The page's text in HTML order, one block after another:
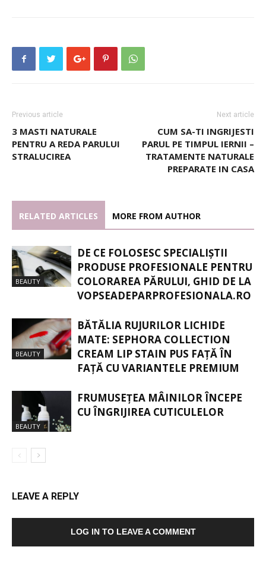
Previous article
3 MASTI NATURALE
PENTRU A REDA PARULUI
STRALUCIREA
Next article
CUM SA-TI INGRIJESTI
PARUL PE TIMPUL IERNII –
TRATAMENTE NATURALE
PREPARATE IN CASA
RELATED ARTICLES MORE FROM AUTHOR
BEAUTY
DE CE FOLOSESC SPECIALIȘTII
PRODUSE PROFESIONALE PENTRU
COLORAREA PĂRULUI, GHID DE LA
VOPSEADEPARPROFESIONALA.RO
BEAUTY
BĂTĂLIA RUJURILOR LICHIDE
MATE: SEPHORA COLLECTION
CREAM LIP STAIN PUS FAȚĂ ÎN
FAȚĂ CU VARIANTELE PREMIUM
BEAUTY
FRUMUSEȚEA MÂINILOR ÎNCEPE
CU ÎNGRIJIREA CUTICULELOR
LEAVE A REPLY
LOG IN TO LEAVE A COMMENT